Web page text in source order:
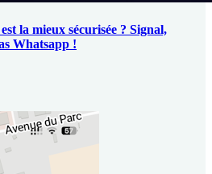
la mieux sécurisée ? Signal,
Whatsapp !